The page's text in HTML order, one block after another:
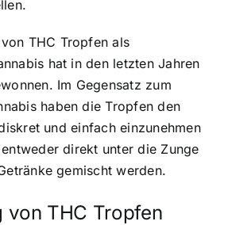
THC Tropfen als
hat in den letzten Jahren
Im Gegensatz zum
haben die Tropfen den
und einfach einzunehmen
direkt unter die Zunge
gemischt werden.
von THC Tropfen